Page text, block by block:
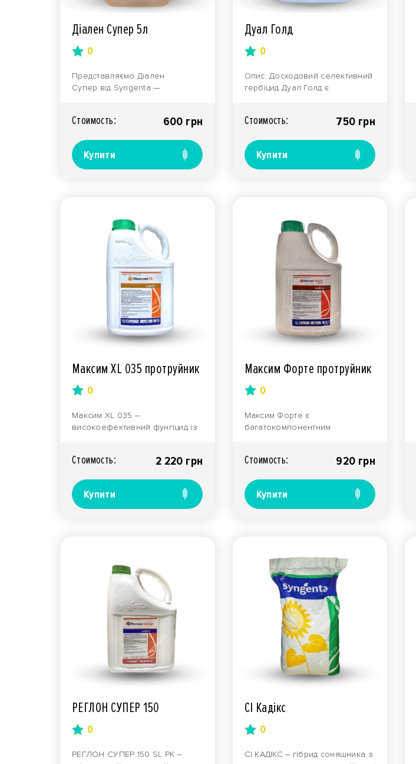
Діален Супер 5л
0
Представляємо Діален
Супер від Syngenta —
Стоимость: 600 грн
Купити
Дуал Голд
0
Опис: Досходовий селективний
гербіцид Дуал Голд є
Стоимость: 750 грн
Купити
Максим XL 035 протруйник
0
Максим XL 035 –
високоефективний фунгіцид із
росли..
Стоимость: 2 220 грн
Купити
Максим Форте протруйник
0
Максим Форте є
багатокомпонентним
що вико..
Стоимость: 920 грн
Купити
РЕГЛОН СУПЕР 150
0
РЕГЛОН СУПЕР 150 SL РК –
СІ Кадікс
0
СІ КАДІКС – гібрид соняшника з